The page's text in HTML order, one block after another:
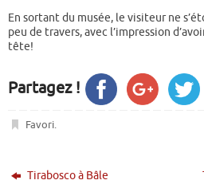
En sortant du musée, le visiteur ne
peu de travers, avec l’impression
tête!
Partagez !
Favori.
Tirabosco à Bâle